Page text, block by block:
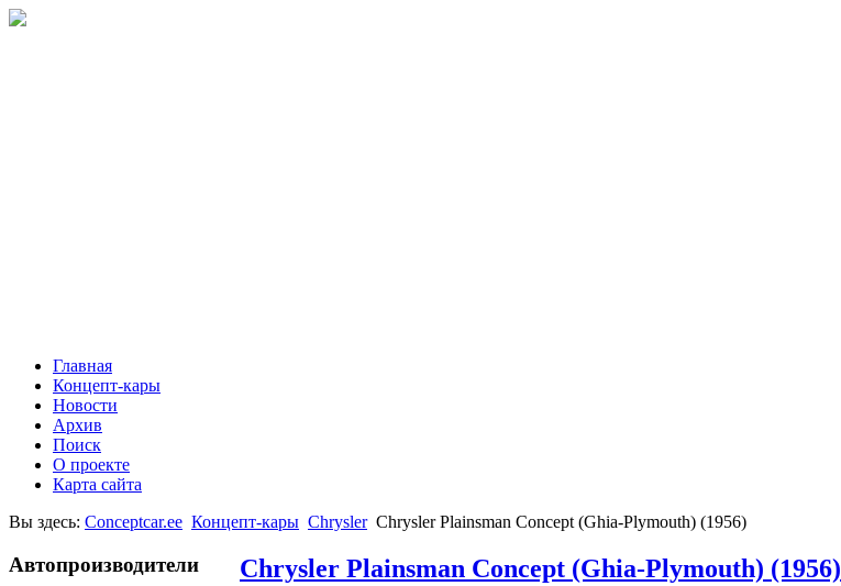
Главная
Концепт-кары
Новости
Архив
Поиск
О проекте
Карта сайта
Вы здесь: Conceptcar.ee Концепт-кары Chrysler Chrysler Plainsman Concept (Ghia-Plymouth) (1956)
Автопроизводители Chrysler Plainsman Concept (Ghia-Plymouth) (1956)